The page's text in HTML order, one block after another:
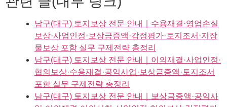
남구(대구) 토지보상 전문 안내｜수용재결·영업손실
보상·사업인정·보상금증액·감정평가·토지조서·지장
물보상 포함 실무 구제전략 총정리
남구(대구) 토지보상 전문 안내｜이의재결·사업인정·
협의보상·수용재결·공익사업·보상금증액·토지조서
포함 실무 구제전략 총정리
남구(대구) 토지보상 전문 안내｜보상금증액·공익사